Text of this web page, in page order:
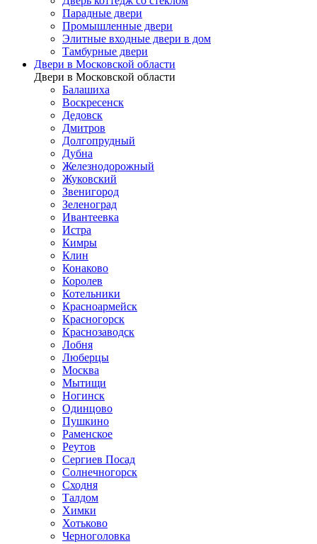
Парадные двери
Промышленные двери
Элитные входные двери в дом
Тамбурные двери
Двери в Московской области
Двери в Московской области
Балашиха
Воскресенск
Дедовск
Дмитров
Долгопрудный
Дубна
Железнодорожный
Жуковский
Звенигород
Зеленоград
Ивантеевка
Истра
Кимры
Клин
Конаково
Королев
Котельники
Красноармейск
Красногорск
Краснозаводск
Лобня
Люберцы
Москва
Мытищи
Ногинск
Одинцово
Пушкино
Раменское
Реутов
Сергиев Посад
Солнечногорск
Сходня
Талдом
Химки
Хотьково
Черноголовка